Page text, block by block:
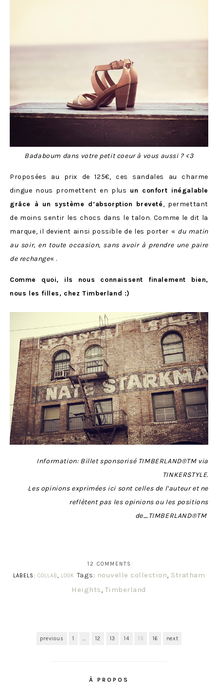
Badaboum dans votre petit coeur à vous aussi ? <3
Proposées au prix de 125€, ces sandales au charme
dingue nous promettent en plus un confort inégalable
grâce à un système d’absorption breveté, permettant
de moins sentir les chocs dans le talon. Comme le dit la
marque, il devient ainsi possible de les porter « du matin
au soir, en toute occasion, sans avoir à prendre une paire
de rechange« .
Comme quoi, ils nous connaissent finalement bien,
nous les filles, chez Timberland :)
Information: Billet sponsorisé TIMBERLAND®TM via
TINKERSTYLE.
Les opinions exprimées ici sont celles de l’auteur et ne
reflètent pas les opinions ou les positions
de_TIMBERLAND®TM
12 COMMENTS
LABELS: COLLAB, LOOK Tags: nouvelle collection, Stratham
Heights, Timberland
previous 1 … 12 13 14 15 16 next
À PROPOS